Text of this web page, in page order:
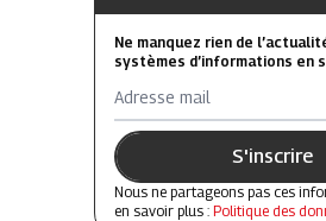
Ne manquez rien de
systèmes d’informations en
Adresse mail
S'inscrire
Nous ne partageons pas ces
en savoir plus : Politique des